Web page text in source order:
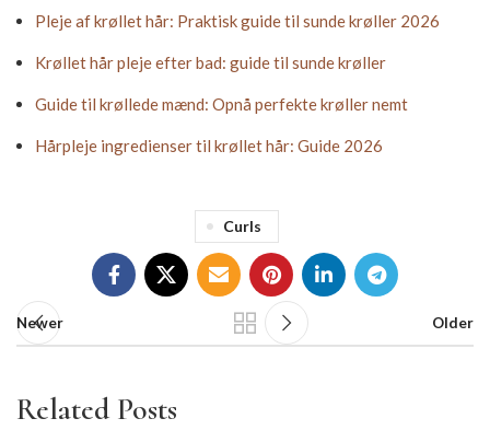
Pleje af krøllet hår: Praktisk guide til sunde krøller 2026
Krøllet hår pleje efter bad: guide til sunde krøller
Guide til krøllede mænd: Opnå perfekte krøller nemt
Hårpleje ingredienser til krøllet hår: Guide 2026
Curls
Newer Older
Related Posts